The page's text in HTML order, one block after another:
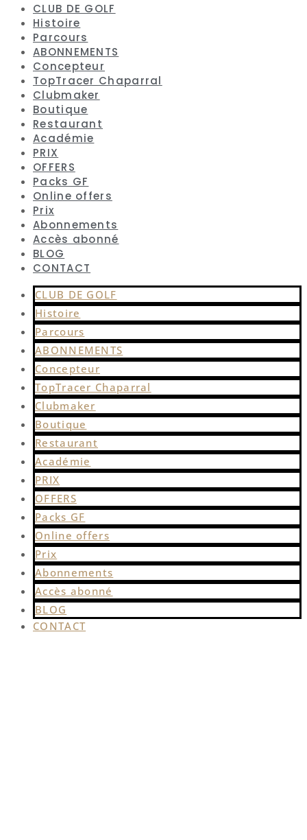
CLUB DE GOLF
Histoire
Parcours
ABONNEMENTS
Concepteur
TopTracer Chaparral
Clubmaker
Boutique
Restaurant
Académie
PRIX
OFFERS
Packs GF
Online offers
Prix
Abonnements
Accès abonné
BLOG
CONTACT
CLUB DE GOLF
Histoire
Parcours
ABONNEMENTS
Concepteur
TopTracer Chaparral
Clubmaker
Boutique
Restaurant
Académie
PRIX
OFFERS
Packs GF
Online offers
Prix
Abonnements
Accès abonné
BLOG
CONTACT